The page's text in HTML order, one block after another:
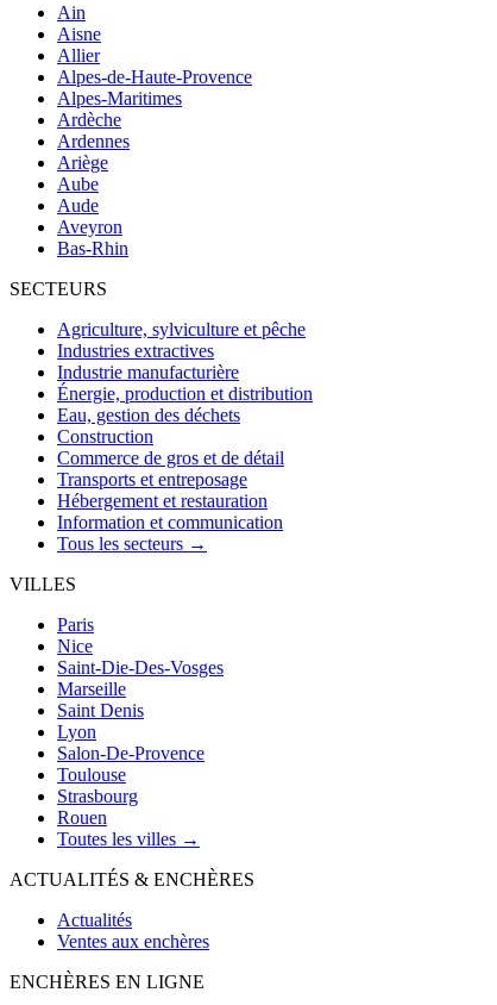
Ain
Aisne
Allier
Alpes-de-Haute-Provence
Alpes-Maritimes
Ardèche
Ardennes
Ariège
Aube
Aude
Aveyron
Bas-Rhin
SECTEURS
Agriculture, sylviculture et pêche
Industries extractives
Industrie manufacturière
Énergie, production et distribution
Eau, gestion des déchets
Construction
Commerce de gros et de détail
Transports et entreposage
Hébergement et restauration
Information et communication
Tous les secteurs →
VILLES
Paris
Nice
Saint-Die-Des-Vosges
Marseille
Saint Denis
Lyon
Salon-De-Provence
Toulouse
Strasbourg
Rouen
Toutes les villes →
ACTUALITÉS & ENCHÈRES
Actualités
Ventes aux enchères
ENCHÈRES EN LIGNE